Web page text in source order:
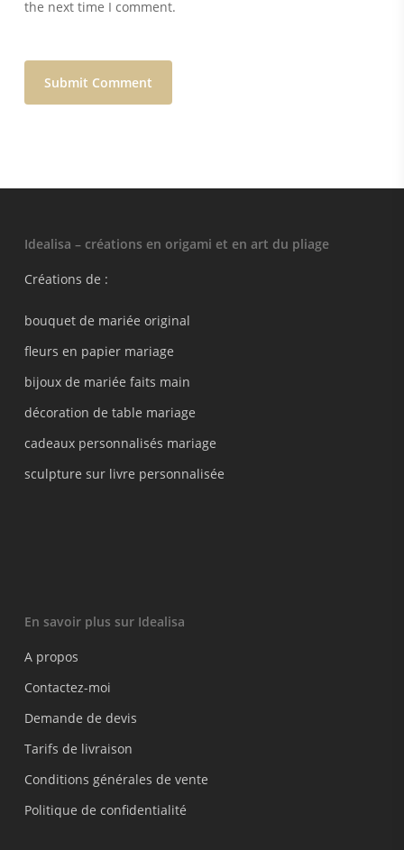
the next time I comment.
Idealisa – créations en origami et en art du pliage
Créations de :
bouquet de mariée original
fleurs en papier mariage
bijoux de mariée faits main
décoration de table mariage
cadeaux personnalisés mariage
sculpture sur livre personnalisée
En savoir plus sur Idealisa
A propos
Contactez-moi
Demande de devis
Tarifs de livraison
Conditions générales de vente
Politique de confidentialité